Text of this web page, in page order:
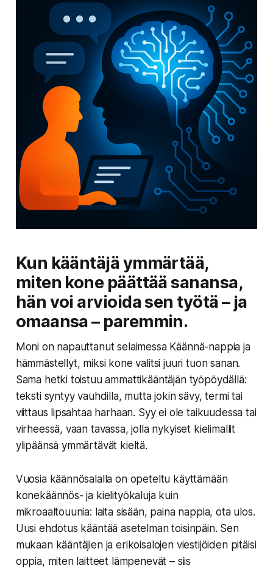
Kun kääntäjä ymmärtää,
miten kone päättää sanansa,
hän voi arvioida sen työtä – ja
omaansa – paremmin.
Moni on napauttanut selaimessa Käännä-nappia ja
hämmästellyt, miksi kone valitsi juuri tuon sanan.
Sama hetki toistuu ammattikääntäjän työpöydällä:
teksti syntyy vauhdilla, mutta jokin sävy, termi tai
viittaus lipsahtaa harhaan. Syy ei ole taikuudessa tai
virheessä, vaan tavassa, jolla nykyiset kielimallit
ylipäänsä ymmärtävät kieltä.
Vuosia käännösalalla on opeteltu käyttämään
konekäännös- ja kielityökaluja kuin
mikroaaltouunia: laita sisään, paina nappia, ota ulos.
Uusi ehdotus kääntää asetelman toisinpäin. Sen
mukaan kääntäjien ja erikoisalojen viestijöiden pitäisi
oppia, miten laitteet lämpenevät – siis